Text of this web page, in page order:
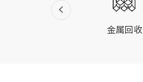
金属回收